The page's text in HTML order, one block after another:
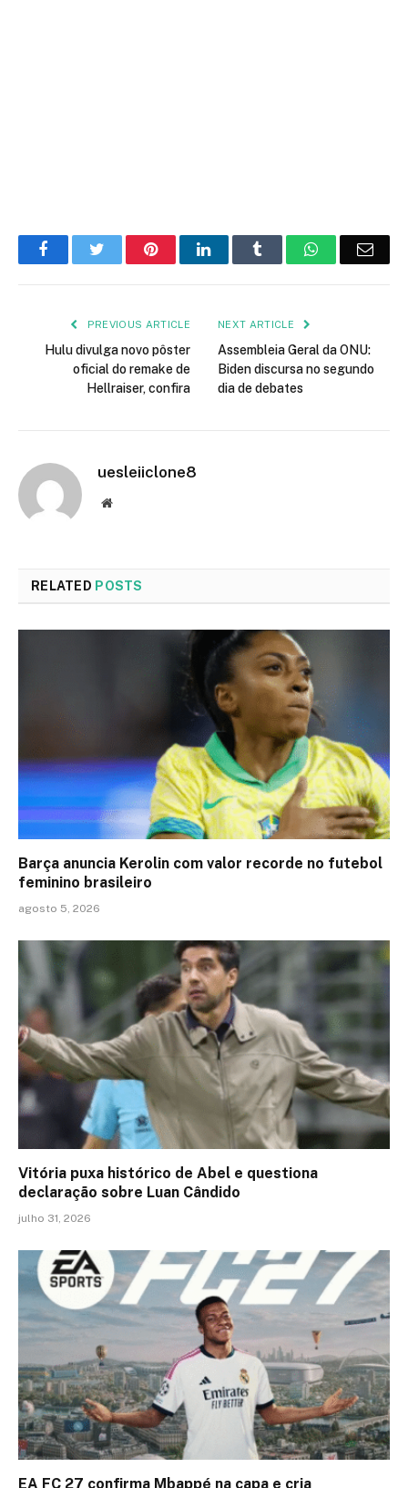
FacebookTwitter PinterestLinkedIn Tumblr WhatsApp
PREVIOUS ARTICLE
Hulu divulga novo pôster
oficial do remake de
Hellraiser, confira
NEXT ARTICLE
Assembleia Geral da ONU:
Biden discursa no segundo
dia de debates
uesleiiclone8
Website
RELATED POSTS
Barça anuncia Kerolin com valor recorde no futebol
feminino brasileiro
agosto 5, 2026
Vitória puxa histórico de Abel e questiona
declaração sobre Luan Cândido
julho 31, 2026
EA FC 27 confirma Mbappé na capa e cria